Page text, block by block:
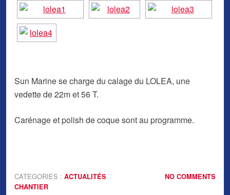
Sun Marine se charge du calage du LOLEA, une
vedette de 22m et 56 T.
Carénage et polish de coque sont au programme.
NO COMMENTS
CATEGORIES : ACTUALITÉS
CHANTIER